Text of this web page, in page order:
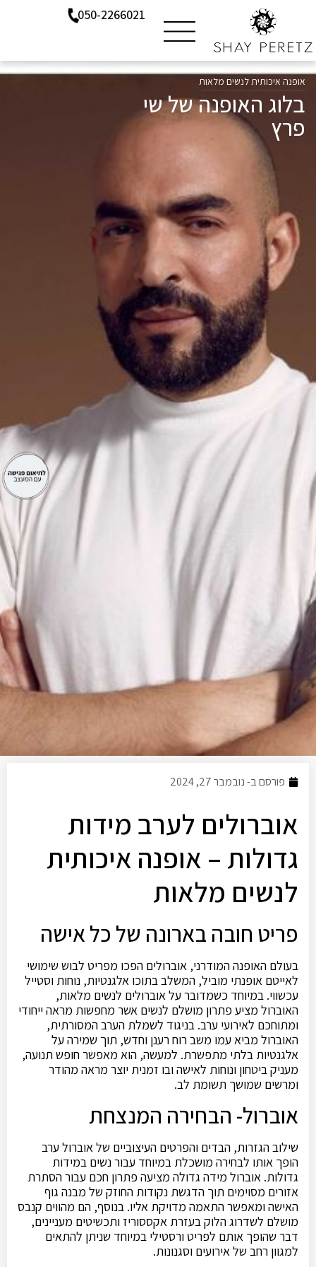
050-2266021
דף הבית»אוברולים לערב מידות גדולות –
אופנה איכותית לנשים מלאות
בלוג האופנה של שי
פרץ
פורסם ב-נובמבר 27, 2024
אוברולים לערב מידות
גדולות – אופנה איכותית
לנשים מלאות
פריט חובה בארונה של כל אישה
בעולם האופנה המודרני, אוברולים הפכו מפריט לבוש שימושי
לאייטם אופנתי מוביל, המשלב בתוכו אלגנטיות, נוחות וסטייל
עכשווי. במיוחד כשמדובר על אוברולים לנשים מלאות,
האוברול מציע פתרון מושלם לנשים אשר מחפשות מראה ייחודי
ומתוחכם לאירועי ערב. בניגוד לשמלת הערב המסורתית,
האוברול מביא עמו משב רוח רענן וחדש, תוך שמירה על
אלגנטיות בלתי מתפשרת. למעשה, הוא מאפשר חופש תנועה,
מעניק ביטחון ונוחות לאישה ובו זמנית יוצר מראה מהודר
ומרשים שמושך תשומת לב.
אוברול- הבחירה המנצחת
שילוב הגזרות, הבדים והפרטים העיצוביים של אוברול ערב
הופך אותו לבחירה מושכלת במיוחד עבור נשים במידות
גדולות. אוברול מידה גדולה מציעה פתרון חכם עבור הסתרת
אזורים מסוימים תוך הדגשת נקודות החוזק של מבנה גוף
האישה ומאפשר התאמה מדויקת אליו. בנוסף, הם מהווים קנבס
מושלם לשדרוג הלוק בעזרת אקססוריז ותכשיטים מעניינים,
דבר שהופך אותם לפריט ורסטילי במיוחד שניתן להתאים
למגוון רחב של אירועים וסגנונות.